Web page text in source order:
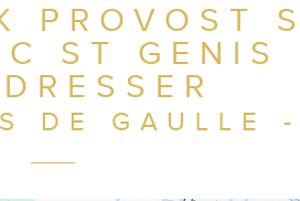
PROVOST
ST GENIS
DE GAULLE